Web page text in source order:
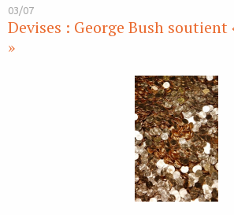
03/07
Devises : George Bush
»